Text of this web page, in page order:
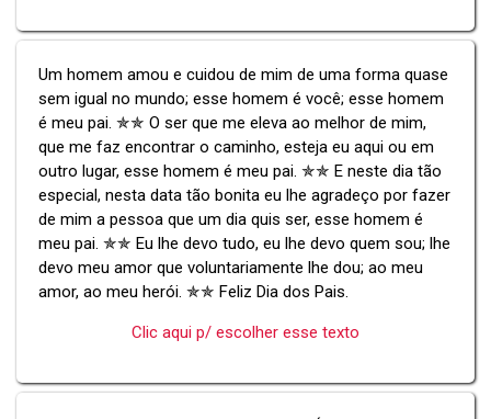
Um homem amou e cuidou de mim de uma forma quase
sem igual no mundo; esse homem é você; esse homem
é meu pai. ✯✯ O ser que me eleva ao melhor de mim,
que me faz encontrar o caminho, esteja eu aqui ou em
outro lugar, esse homem é meu pai. ✯✯ E neste dia tão
especial, nesta data tão bonita eu lhe agradeço por fazer
de mim a pessoa que um dia quis ser, esse homem é
meu pai. ✯✯ Eu lhe devo tudo, eu lhe devo quem sou; lhe
devo meu amor que voluntariamente lhe dou; ao meu
amor, ao meu herói. ✯✯ Feliz Dia dos Pais.
Clic aqui p/ escolher esse texto